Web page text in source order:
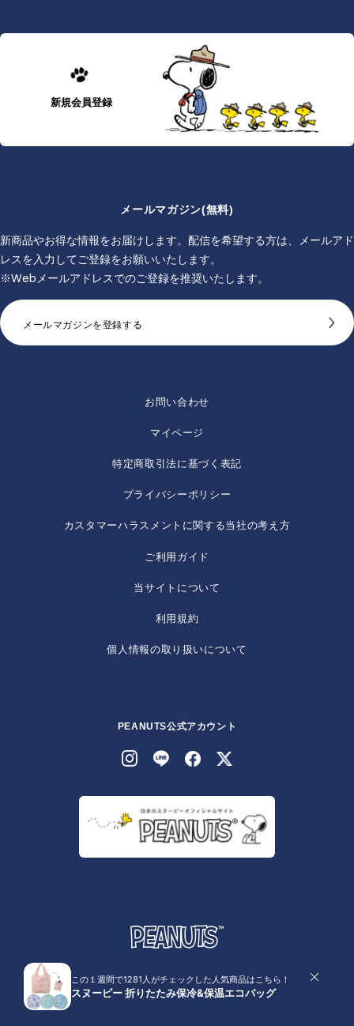
新規会員登録
メールマガジン(無料)
新商品やお得な情報をお届けします。配信を希望する方は、メールアド
レスを入力してご登録をお願いいたします。
※Webメールアドレスでのご登録を推奨いたします。
メールマガジンを登録する
お問い合わせ
マイページ
特定商取引法に基づく表記
プライバシーポリシー
カスタマーハラスメントに関する当社の考え方
ご利用ガイド
当サイトについて
利用規約
個人情報の取り扱いについて
PEANUTS公式アカウント
株式会社テレビ東京コミュニケーションズ